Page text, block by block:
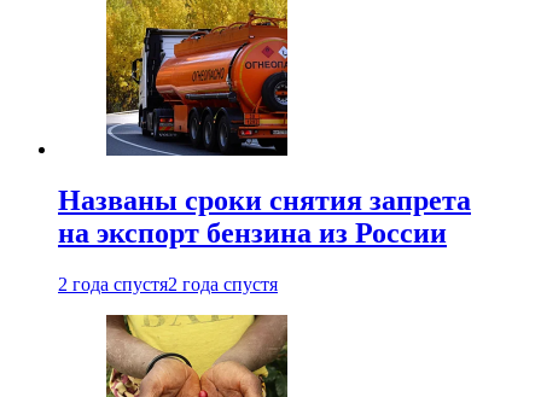
Названы сроки снятия запрета
на экспорт бензина из России
2 года спустя2 года спустя